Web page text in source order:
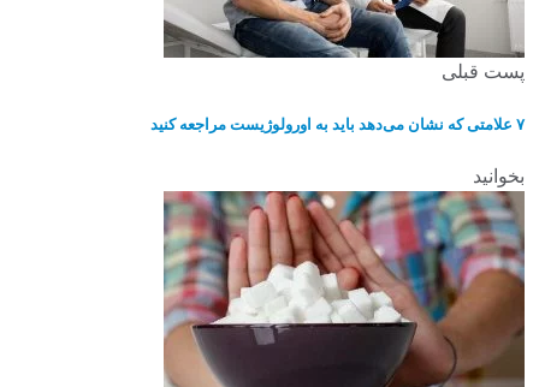
پست قبلی
۷ علامتی که نشان می‌دهد باید به اورولوژیست مراجعه کنید
بخوانید